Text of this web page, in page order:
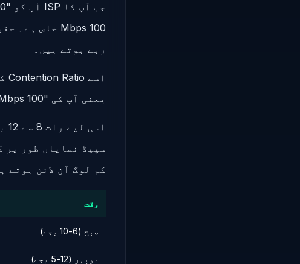
رہے ہوتے ہیں۔
یعنی آپ کی "100 Mbps" لائن پر 40 سے 80 لوگ ایک ساتھ چل رہے ہیں۔
سپیڈ نمایاں طور پر
کم لوگ آن لائن ہوتے
وقت
صبح (6-10 بجے)
دوپہر (12-5 بجے)